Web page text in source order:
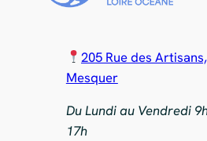
205 Rue des
Mesquer
Du Lundi au Vendredi
17h